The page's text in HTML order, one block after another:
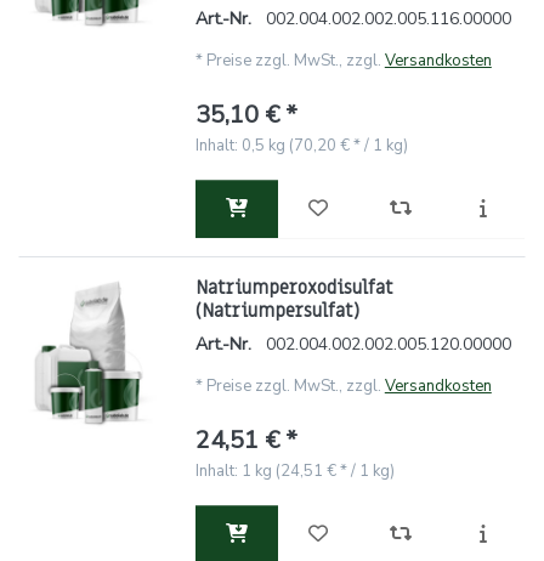
Art.-Nr.
002.004.002.002.005.116.00000
* Preise zzgl. MwSt., zzgl. Versandkosten
35,10 € *
Inhalt: 0,5 kg (70,20 € * / 1 kg)
Natriumperoxodisulfat
(Natriumpersulfat)
Art.-Nr. 002.004.002.002.005.120.00000
* Preise zzgl. MwSt., zzgl. Versandkosten
24,51 € *
Inhalt: 1 kg (24,51 € * / 1 kg)